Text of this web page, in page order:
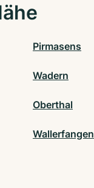
Pirmasens
Wadern
Oberthal
Wallerfangen